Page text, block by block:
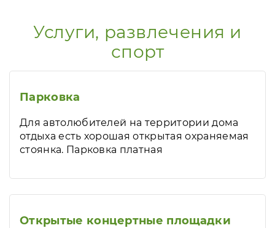
Услуги, развлечения и
спорт
Парковка
Для автолюбителей на территории дома
отдыха есть хорошая открытая охраняемая
стоянка. Парковка платная
Открытые концертные площадки